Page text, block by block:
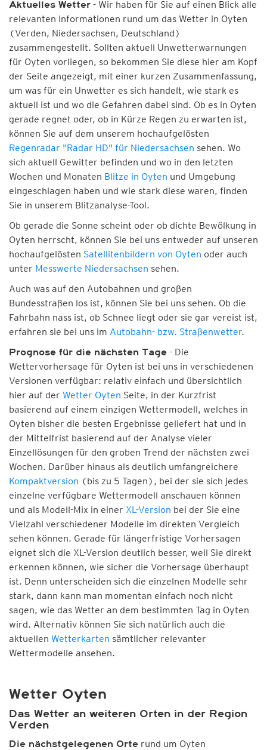
Aktuelles Wetter - Wir haben für Sie auf einen Blick alle
relevanten Informationen rund um das Wetter in Oyten
(Verden, Niedersachsen, Deutschland)
zusammengestellt. Sollten aktuell Unwetterwarnungen
für Oyten vorliegen, so bekommen Sie diese hier am Kopf
der Seite angezeigt, mit einer kurzen Zusammenfassung,
um was für ein Unwetter es sich handelt, wie stark es
aktuell ist und wo die Gefahren dabei sind. Ob es in Oyten
gerade regnet oder, ob in Kürze Regen zu erwarten ist,
können Sie auf dem unserem hochaufgelösten
Regenradar "Radar HD" für Niedersachsen sehen. Wo
sich aktuell Gewitter befinden und wo in den letzten
Wochen und Monaten Blitze in Oyten und Umgebung
eingeschlagen haben und wie stark diese waren, finden
Sie in unserem Blitzanalyse-Tool.
Ob gerade die Sonne scheint oder ob dichte Bewölkung in
Oyten herrscht, können Sie bei uns entweder auf unseren
hochaufgelösten Satellitenbildern von Oyten oder auch
unter Messwerte Niedersachsen sehen.
Auch was auf den Autobahnen und großen
Bundesstraßen los ist, können Sie bei uns sehen. Ob die
Fahrbahn nass ist, ob Schnee liegt oder sie gar vereist ist,
erfahren sie bei uns im Autobahn- bzw. Straßenwetter.
Prognose für die nächsten Tage - Die
Wettervorhersage für Oyten ist bei uns in verschiedenen
Versionen verfügbar: relativ einfach und übersichtlich
hier auf der Wetter Oyten Seite, in der Kurzfrist
basierend auf einem einzigen Wettermodell, welches in
Oyten bisher die besten Ergebnisse geliefert hat und in
der Mittelfrist basierend auf der Analyse vieler
Einzellösungen für den groben Trend der nächsten zwei
Wochen. Darüber hinaus als deutlich umfangreichere
Kompaktversion (bis zu 5 Tagen), bei der sie sich jedes
einzelne verfügbare Wettermodell anschauen können
und als Modell-Mix in einer XL-Version bei der Sie eine
Vielzahl verschiedener Modelle im direkten Vergleich
sehen können. Gerade für längerfristige Vorhersagen
eignet sich die XL-Version deutlich besser, weil Sie direkt
erkennen können, wie sicher die Vorhersage überhaupt
ist. Denn unterscheiden sich die einzelnen Modelle sehr
stark, dann kann man momentan einfach noch nicht
sagen, wie das Wetter an dem bestimmten Tag in Oyten
wird. Alternativ können Sie sich natürlich auch die
aktuellen Wetterkarten sämtlicher relevanter
Wettermodelle ansehen.
Wetter Oyten
Das Wetter an weiteren Orten in der Region
Verden
Die nächstgelegenen Orte rund um Oyten